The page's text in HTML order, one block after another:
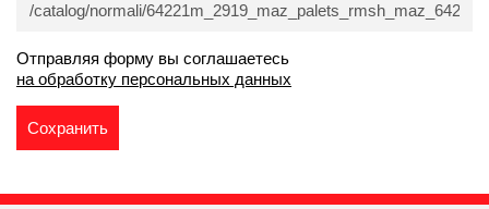
Отправляя форму вы соглашаетесь
на обработку персональных данных